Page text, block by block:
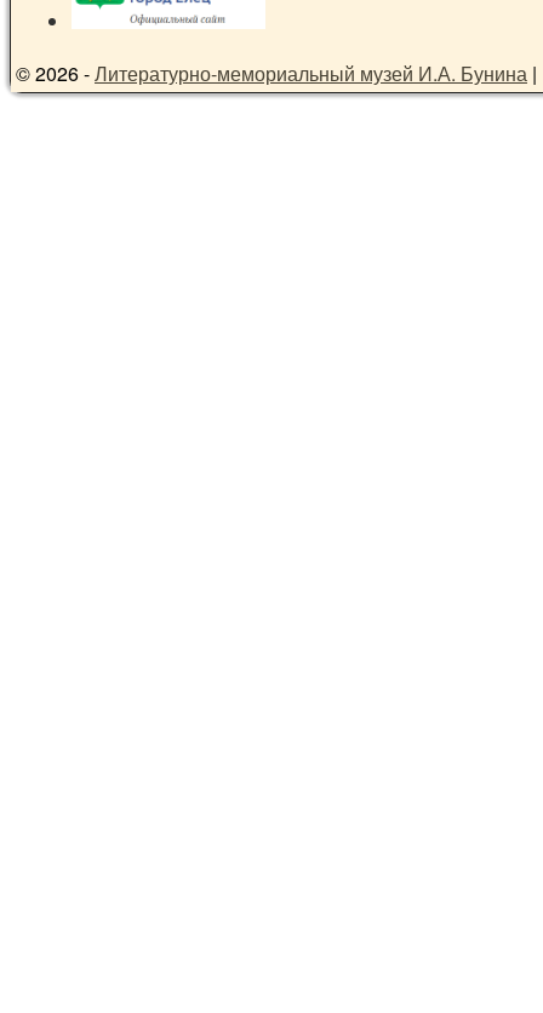
© 2026 -Литературно-мемориальный музей И.А. Бунина |